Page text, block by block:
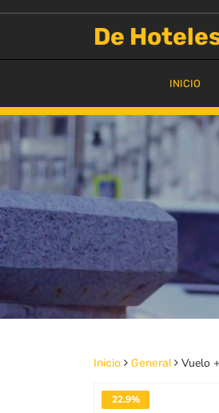
De
INICIO
Inicio General Vuelo
22.9%